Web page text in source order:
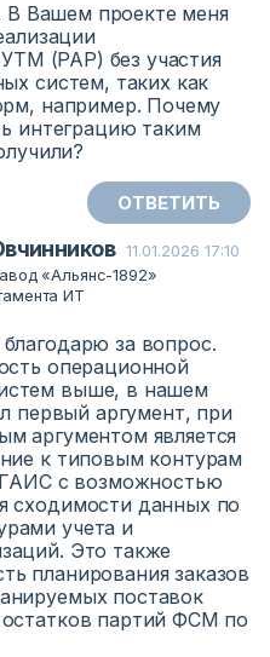
В Вашем проекте меня
(РАР) без участия
систем, таких как
например. Почему
интеграцию таким
ОТВЕТИТЬ
11.01.2026 17:10
«Альянс-1892»
ИТ
за вопрос.
операционной
выше, в нашем
первый аргумент, при
аргументом является
к типовым контурам
с возможностью
сходимости данных по
учета и
Это также
планирования заказов
поставок
партий ФСМ по